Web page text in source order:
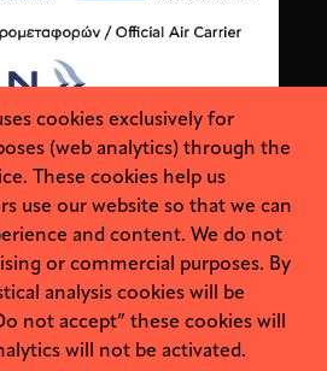
Personal Data
cookies exclusively for
(web analytics) through the
These cookies help us
use our website so that we can
and content. We do not
or commercial purposes. By
analysis cookies will be
not accept” these cookies will
will not be activated.